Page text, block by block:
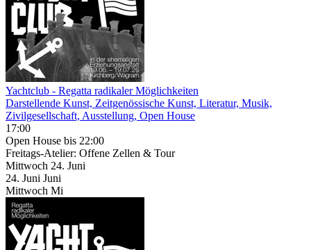
Yachtclub - Regatta radikaler Möglichkeiten
Darstellende Kunst, Zeitgenössische Kunst, Literatur, Musik,
Zivilgesellschaft, Ausstellung, Open House
17:00
Open House bis 22:00
Freitags-Atelier: Offene Zellen & Tour
Mittwoch 24. Juni
24. Juni Juni
Mittwoch Mi